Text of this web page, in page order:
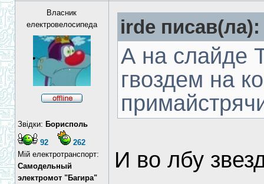
Власник
електровелосипеда
Звідки: Борисполь
92
262
Мій електротранспорт:
Самодельный
электромот "Багира"
irde писав(ла):
А на слайде
гвоздем на
И во лбу